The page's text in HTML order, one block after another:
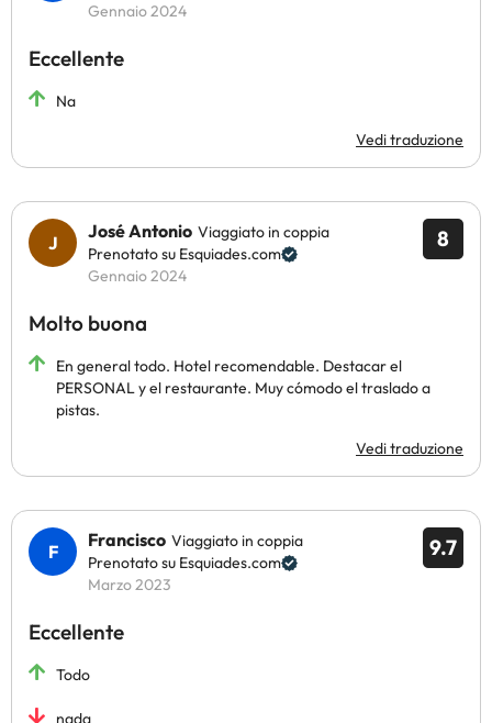
Gennaio 2024
Eccellente
Na
Vedi traduzione
8
José Antonio Viaggiato in coppia
Prenotato su Esquiades.com
Gennaio 2024
Molto buona
En general todo. Hotel recomendable. Destacar el
PERSONAL y el restaurante. Muy cómodo el traslado a
pistas.
Vedi traduzione
9.7
Francisco Viaggiato in coppia
Prenotato su Esquiades.com
Marzo 2023
Eccellente
Todo
nada